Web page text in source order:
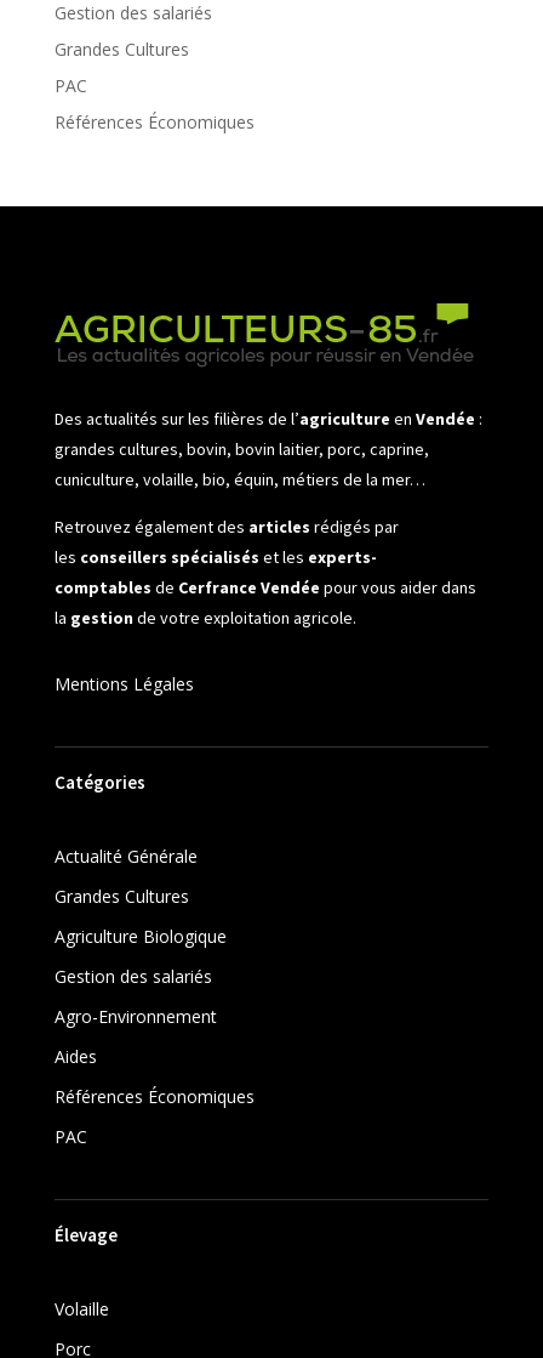
Gestion des salariés
Grandes Cultures
PAC
Références Économiques
Des actualités sur les filières de l’agriculture en Vendée :
grandes cultures, bovin, bovin laitier, porc, caprine,
cuniculture, volaille, bio, équin, métiers de la mer…
Retrouvez également des articles rédigés par
les conseillers spécialisés et les experts-
comptables de Cerfrance Vendée pour vous aider dans
la gestionde votre exploitation agricole.
Mentions Légales
Catégories
Actualité Générale
Grandes Cultures
Agriculture Biologique
Gestion des salariés
Agro-Environnement
Aides
Références Économiques
PAC
Élevage
Volaille
Porc